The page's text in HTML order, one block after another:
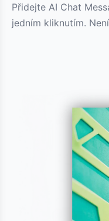
Přidejte AI Chat
jedním kliknutím.